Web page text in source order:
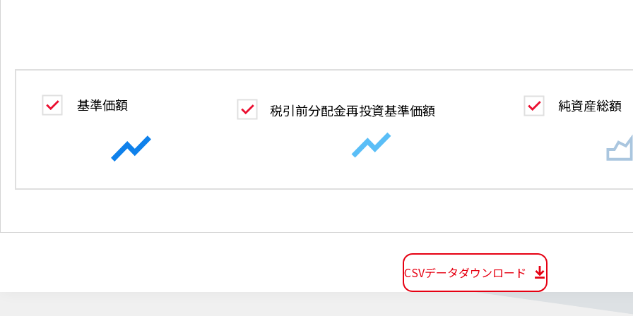
基準価額 税引前分配金再投資基準価額 純資産総額
CSVデータダウンロード